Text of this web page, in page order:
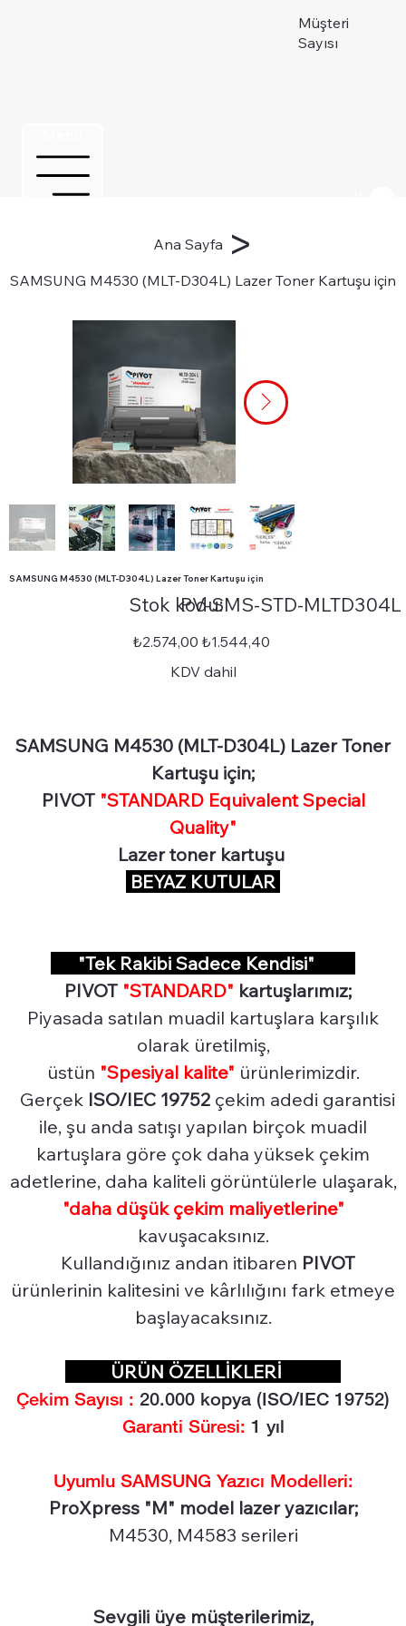
Müşteri
Sayısı
Ana Sayfa >
SAMSUNG M4530 (MLT-D304L) Lazer Toner Kartuşu için
SAMSUNG M4530 (MLT-D304L) Lazer Toner Kartuşu için
Stok kodu:
kodu:
STD-
MLTD304L
PV-SMS-STD-MLTD304L
Orijinal
fiyat
₺2.574,00 İndirimli
fiyat
₺1.544,40
KDV dahil
SAMSUNG M4530 (MLT-D304L) Lazer Toner
Kartuşu için;
PIVOT "STANDARD Equivalent Special
Quality"
Lazer toner kartuşu
BEYAZ KUTULAR
"Tek Rakibi Sadece Kendisi"
PIVOT "STANDARD" kartuşlarımız;
Piyasada satılan muadil kartuşlara karşılık
olarak üretilmiş,
üstün "Spesiyal kalite" ürünlerimizdir.
Gerçek ISO/IEC 19752 çekim adedi garantisi
ile, şu anda satışı yapılan birçok muadil
kartuşlara göre çok daha yüksek çekim
adetlerine, daha kaliteli görüntülerle ulaşarak,
"daha düşük çekim maliyetlerine"
kavuşacaksınız.
Kullandığınız andan itibaren PIVOT
ürünlerinin kalitesini ve kârlılığını fark etmeye
başlayacaksınız.
ÜRÜN ÖZELLİKLERİ
Çekim Sayısı : 20.000 kopya (ISO/IEC 19752)
Garanti Süresi: 1 yıl
Uyumlu SAMSUNG Yazıcı Modelleri:
ProXpress "M" model lazer yazıcılar;
M4530, M4583 serileri
Sevgili üye müşterilerimiz,